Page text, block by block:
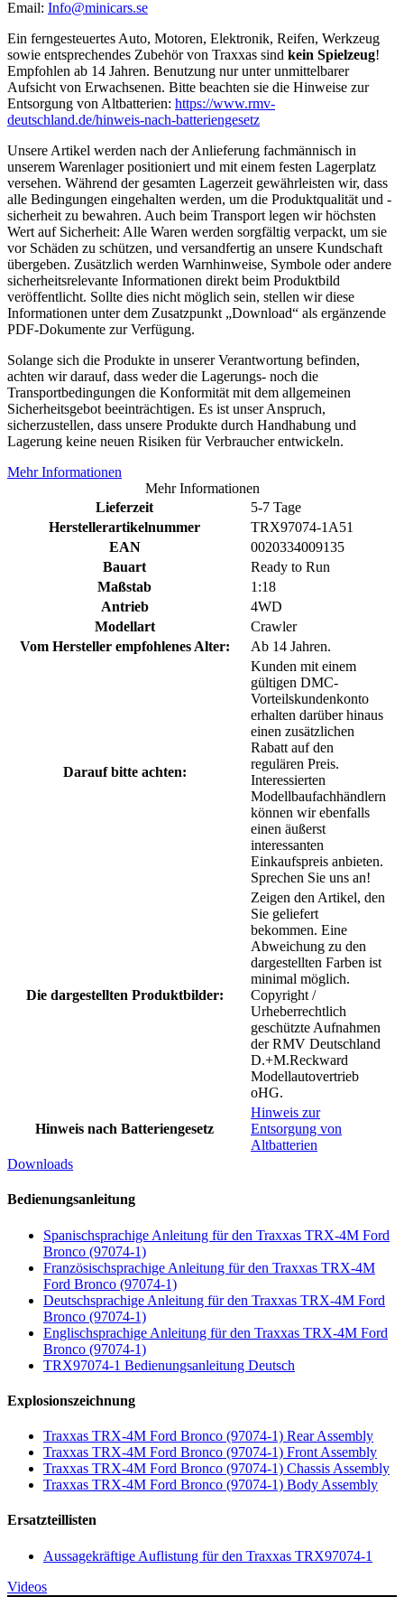
Email: Info@minicars.se
Ein ferngesteuertes Auto, Motoren, Elektronik, Reifen, Werkzeug
sowie entsprechendes Zubehör von Traxxas sind kein Spielzeug!
Empfohlen ab 14 Jahren. Benutzung nur unter unmittelbarer
Aufsicht von Erwachsenen. Bitte beachten sie die Hinweise zur
Entsorgung von Altbatterien: https://www.rmv-
deutschland.de/hinweis-nach-batteriengesetz
Unsere Artikel werden nach der Anlieferung fachmännisch in
unserem Warenlager positioniert und mit einem festen Lagerplatz
versehen. Während der gesamten Lagerzeit gewährleisten wir, dass
alle Bedingungen eingehalten werden, um die Produktqualität und -
sicherheit zu bewahren. Auch beim Transport legen wir höchsten
Wert auf Sicherheit: Alle Waren werden sorgfältig verpackt, um sie
vor Schäden zu schützen, und versandfertig an unsere Kundschaft
übergeben. Zusätzlich werden Warnhinweise, Symbole oder andere
sicherheitsrelevante Informationen direkt beim Produktbild
veröffentlicht. Sollte dies nicht möglich sein, stellen wir diese
Informationen unter dem Zusatzpunkt „Download“ als ergänzende
PDF-Dokumente zur Verfügung.
Solange sich die Produkte in unserer Verantwortung befinden,
achten wir darauf, dass weder die Lagerungs- noch die
Transportbedingungen die Konformität mit dem allgemeinen
Sicherheitsgebot beeinträchtigen. Es ist unser Anspruch,
sicherzustellen, dass unsere Produkte durch Handhabung und
Lagerung keine neuen Risiken für Verbraucher entwickeln.
Mehr Informationen
Mehr Informationen
Lieferzeit
5-7 Tage
Herstellerartikelnummer
TRX97074-1A51
EAN
0020334009135
Bauart
Ready to Run
Maßstab
1:18
Antrieb
4WD
Modellart
Crawler
Vom Hersteller empfohlenes Alter:
Ab 14 Jahren.
Darauf bitte achten:
Kunden mit einem
gültigen DMC-
Vorteilskundenkonto
erhalten darüber hinaus
einen zusätzlichen
Rabatt auf den
regulären Preis.
Interessierten
Modellbaufachhändlern
können wir ebenfalls
einen äußerst
interessanten
Einkaufspreis anbieten.
Sprechen Sie uns an!
Die dargestellten Produktbilder:
Zeigen den Artikel, den
Sie geliefert
bekommen. Eine
Abweichung zu den
dargestellten Farben ist
minimal möglich.
Copyright /
Urheberrechtlich
geschützte Aufnahmen
der RMV Deutschland
D.+M.Reckward
Modellautovertrieb
oHG.
Hinweis nach Batteriengesetz
Hinweis zur
Entsorgung von
Altbatterien
Downloads
Bedienungsanleitung
Spanischsprachige Anleitung für den Traxxas TRX-4M Ford
Bronco (97074-1)
Französischsprachige Anleitung für den Traxxas TRX-4M
Ford Bronco (97074-1)
Deutschsprachige Anleitung für den Traxxas TRX-4M Ford
Bronco (97074-1)
Englischsprachige Anleitung für den Traxxas TRX-4M Ford
Bronco (97074-1)
TRX97074-1 Bedienungsanleitung Deutsch
Explosionszeichnung
Traxxas TRX-4M Ford Bronco (97074-1) Rear Assembly
Traxxas TRX-4M Ford Bronco (97074-1) Front Assembly
Traxxas TRX-4M Ford Bronco (97074-1) Chassis Assembly
Traxxas TRX-4M Ford Bronco (97074-1) Body Assembly
Ersatzteillisten
Aussagekräftige Auflistung für den Traxxas TRX97074-1
Videos